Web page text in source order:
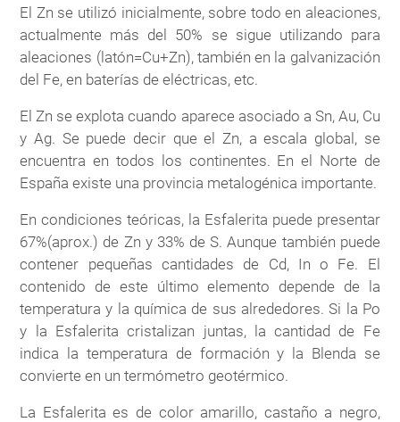
El Zn se utilizó inicialmente, sobre todo en aleaciones,
actualmente más del 50% se sigue utilizando para
aleaciones (latón=Cu+Zn), también en la galvanización
del Fe, en baterías de eléctricas, etc.
El Zn se explota cuando aparece asociado a Sn, Au, Cu
y Ag. Se puede decir que el Zn, a escala global, se
encuentra en todos los continentes. En el Norte de
España existe una provincia metalogénica importante.
En condiciones teóricas, la Esfalerita puede presentar
67%(aprox.) de Zn y 33% de S. Aunque también puede
contener pequeñas cantidades de Cd, In o Fe. El
contenido de este último elemento depende de la
temperatura y la química de sus alrededores. Si la Po
y la Esfalerita cristalizan juntas, la cantidad de Fe
indica la temperatura de formación y la Blenda se
convierte en un termómetro geotérmico.
La Esfalerita es de color amarillo, castaño a negro,